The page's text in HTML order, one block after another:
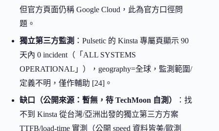
但官方頁面仍稱 Google Cloud，此為官方口徑問
題。
獨立第三方監測 ：Pulsetic 的 Kinsta 專屬頁顯示 90
天內 0 incident（「ALL SYSTEMS
OPERATIONAL」），geography=全球，監測範圍/
定義不明，僅作輔助 [24]。
缺口（公開來源：暫無，待 TechMoon 自測）
：找
不到 Kinsta 從台灣/亞洲出發的獨立第三方方案
TTFB/load-time 實測（公開 speed 資料皆美/歐測